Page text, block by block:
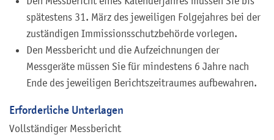
spätestens 31. März des jeweiligen Folgejahres bei der
zuständigen Immissionsschutzbehörde vorlegen.
Den Messbericht und die Aufzeichnungen der
Messgeräte müssen Sie für mindestens 6 Jahre nach
Ende des jeweiligen Berichtszeitraumes aufbewahren.
Erforderliche Unterlagen
Vollständiger Messbericht